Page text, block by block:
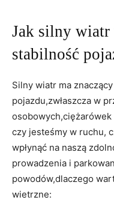
Jak​ silny wiatr
stabilność
Silny wiatr ⁢ma
pojazdu,zwłaszcza w
czy⁣ jesteśmy w ruchu,⁣
wpłynąć⁢ na naszą
prowadzenia i
powodów,dlaczego
wietrzne: